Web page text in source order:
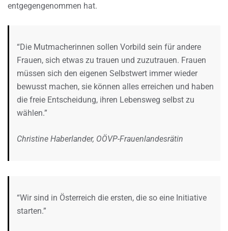
entgegengenommen hat.
“Die Mutmacherinnen sollen Vorbild sein für andere
Frauen, sich etwas zu trauen und zuzutrauen. Frauen
müssen sich den eigenen Selbstwert immer wieder
bewusst machen, sie können alles erreichen und haben
die freie Entscheidung, ihren Lebensweg selbst zu
wählen.”
Christine Haberlander, OÖVP-Frauenlandesrätin
“Wir sind in Österreich die ersten, die so eine Initiative
starten.”